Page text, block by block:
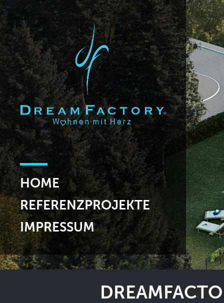
HOME
REFERENZPROJEKTE
IMPRESSUM